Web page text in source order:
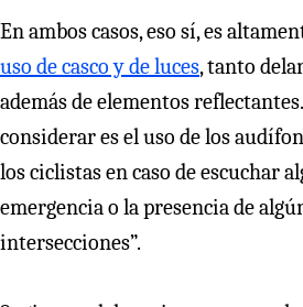
En ambos casos, eso sí, es
uso de casco y de luces, tanto
además de elementos
considerar es el uso de los
los ciclistas en caso de escuchar
emergencia o la presencia de
intersecciones”.